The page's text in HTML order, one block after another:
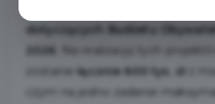
dotyczących Budżetu
2026
zostanie łącznie 600 tys. zł
z
czym na jedno zadanie